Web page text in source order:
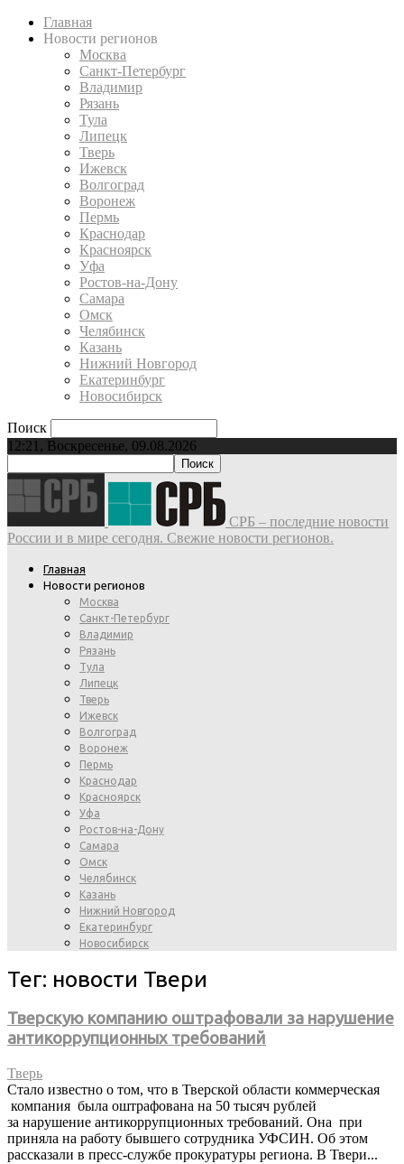
Главная
Новости регионов
Москва
Санкт-Петербург
Владимир
Рязань
Тула
Липецк
Тверь
Ижевск
Волгоград
Воронеж
Пермь
Краснодар
Красноярск
Уфа
Ростов-на-Дону
Самара
Омск
Челябинск
Казань
Нижний Новгород
Екатеринбург
Новосибирск
Поиск
12:21, Воскресенье, 09.08.2026
СРБ – последние новости
России и в мире сегодня. Свежие новости регионов.
Главная
Новости регионов
Москва
Санкт-Петербург
Владимир
Рязань
Тула
Липецк
Тверь
Ижевск
Волгоград
Воронеж
Пермь
Краснодар
Красноярск
Уфа
Ростов-на-Дону
Самара
Омск
Челябинск
Казань
Нижний Новгород
Екатеринбург
Новосибирск
Тег: новости Твери
Тверскую компанию оштрафовали за нарушение
антикоррупционных требований
Тверь
Стало известно о том, что в Тверской области коммерческая
компания была оштрафована на 50 тысяч рублей
за нарушение антикоррупционных требований. Она при
приняла на работу бывшего сотрудника УФСИН. Об этом
рассказали в пресс-службе прокуратуры региона. В Твери...